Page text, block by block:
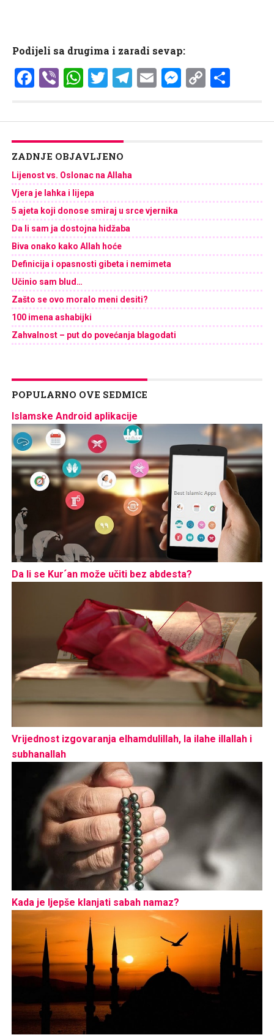
Podijeli sa drugima i zaradi sevap:
Facebook
ViberWhatsApp
Twitter
Telegram
EmailCopy
ZADNJE OBJAVLJENO
Lijenost vs. Oslonac na Allaha
Vjera je lahka i lijepa
5 ajeta koji donose smiraj u srce vjernika
Da li sam ja dostojna hidžaba
Biva onako kako Allah hoće
Definicija i opasnosti gibeta i nemimeta
Učinio sam blud…
Zašto se ovo moralo meni desiti?
100 imena ashabijki
Zahvalnost – put do povećanja blagodati
POPULARNO OVE SEDMICE
Islamske Android aplikacije
Da li se Kur´an može učiti bez abdesta?
Vrijednost izgovaranja elhamdulillah, la ilahe illallah i
subhanallah
Kada je ljepše klanjati sabah namaz?